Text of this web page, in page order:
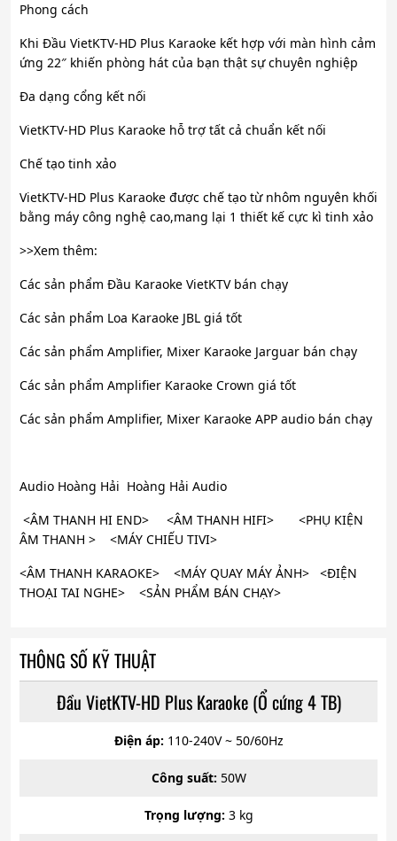
Phong cách
Khi Đầu VietKTV-HD Plus Karaoke kết hợp với màn hình cảm
ứng 22″ khiến phòng hát của bạn thật sự chuyên nghiệp
Đa dạng cổng kết nối
VietKTV-HD Plus Karaoke hỗ trợ tất cả chuẩn kết nối
Chế tạo tinh xảo
VietKTV-HD Plus Karaoke được chế tạo từ nhôm nguyên khối
bằng máy công nghệ cao,mang lại 1 thiết kế cực kì tinh xảo
>>Xem thêm:
Các sản phẩm Đầu Karaoke VietKTV bán chạy
Các sản phẩm Loa Karaoke JBL giá tốt
Các sản phẩm Amplifier, Mixer Karaoke Jarguar bán chạy
Các sản phẩm Amplifier Karaoke Crown giá tốt
Các sản phẩm Amplifier, Mixer Karaoke APP audio bán chạy
Audio Hoàng Hải Hoàng Hải Audio
<ÂM THANH HI END> <ÂM THANH HIFI> <PHỤ KIỆN
ÂM THANH > <MÁY CHIẾU TIVI>
<ÂM THANH KARAOKE> <MÁY QUAY MÁY ẢNH> <ĐIỆN
THOẠI TAI NGHE> <SẢN PHẨM BÁN CHẠY>
THÔNG SỐ KỸ THUẬT
Đầu VietKTV-HD Plus Karaoke (Ổ cứng 4 TB)
Điện áp: 110-240V ~ 50/60Hz
Công suất: 50W
Trọng lượng: 3 kg